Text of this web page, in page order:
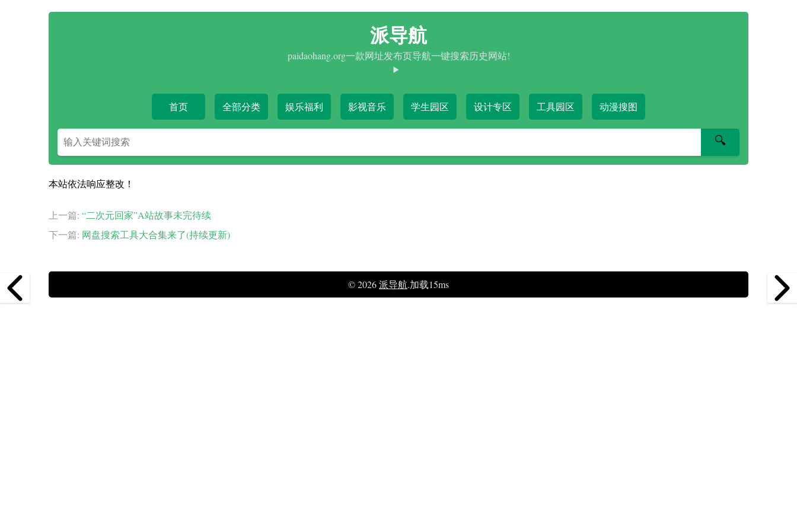
派导航
paidaohang.org一款网址发布页导航一键搜索历史网站!
首页 全部分类 娱乐福利 影视音乐 学生园区 设计专区 工具园区 动漫搜图
搜
索
字
🔍
本站依法响应整改！
上一篇: “二次元回家”A站故事未完待续
下一篇: 网盘搜索工具大合集来了(持续更新)
© 2026派导航.加载15ms